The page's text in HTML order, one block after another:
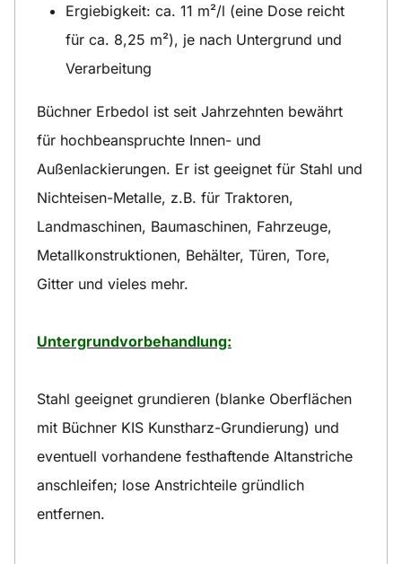
Ergiebigkeit: ca. 11 m²/l (eine Dose reicht
für ca. 8,25 m²), je nach Untergrund und
Verarbeitung
Büchner Erbedol ist seit Jahrzehnten bewährt
für hochbeanspruchte Innen- und
Außenlackierungen. Er ist geeignet für Stahl und
Nichteisen-Metalle, z.B. für Traktoren,
Landmaschinen, Baumaschinen, Fahrzeuge,
Metallkonstruktionen, Behälter, Türen, Tore,
Gitter und vieles mehr.
Untergrundvorbehandlung:
Stahl geeignet grundieren (blanke Oberflächen
mit Büchner KIS Kunstharz-Grundierung) und
eventuell vorhandene festhaftende Altanstriche
anschleifen; lose Anstrichteile gründlich
entfernen.